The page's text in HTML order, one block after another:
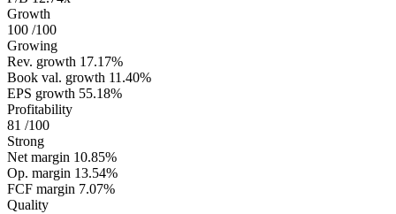
Growth
100 /100
Growing
Rev. growth 17.17%
Book val. growth 11.40%
EPS growth 55.18%
Profitability
81 /100
Strong
Net margin 10.85%
Op. margin 13.54%
FCF margin 7.07%
Quality